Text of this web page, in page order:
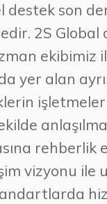
destek son
2S Global
ekibimiz
yer alan
rehberlik
vizyonu ile